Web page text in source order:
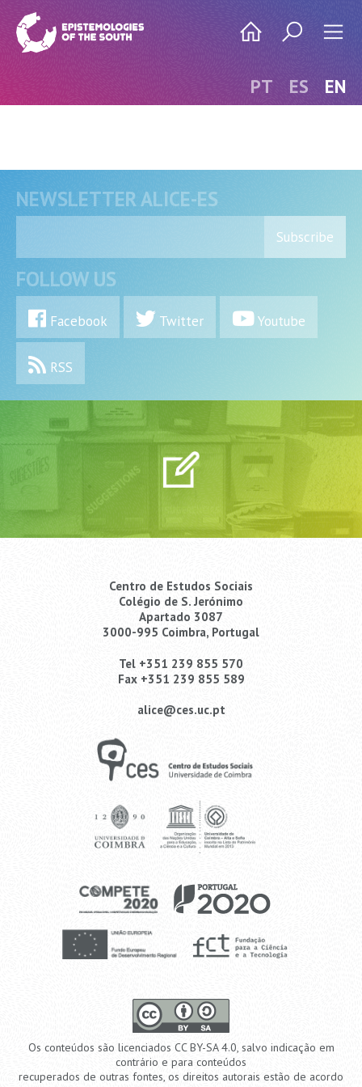
PT ES EN
NEWSLETTER ALICE-ES
Subscribe
FOLLOW US
Facebook Twitter Youtube
RSS
Centro de Estudos Sociais
Colégio de S. Jerónimo
Apartado 3087
3000-995 Coimbra, Portugal
Tel +351 239 855 570
Fax +351 239 855 589
alice@ces.uc.pt
Os conteúdos são licenciados CC BY-SA 4.0, salvo indicação em
contrário e para conteúdos
recuperados de outras fontes, os direitos autorais estão de acordo